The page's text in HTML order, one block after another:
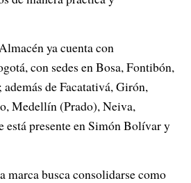
ya cuenta con
con sedes en Bosa, Fontibón,
de Facatativá, Girón,
Medellín (Prado), Neiva,
está presente en Simón Bolívar y
marca busca consolidarse como